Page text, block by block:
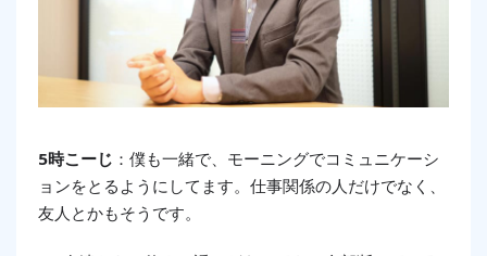
5時こーじ ：僕も一緒で、モーニングでコミュニケーシ
ョンをとるようにしてます。仕事関係の人だけでなく、
友人とかもそうです。